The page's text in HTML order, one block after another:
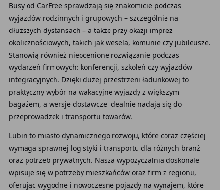
Busy od CarFree sprawdzają się znakomicie podczas
wyjazdów rodzinnych i grupowych – szczególnie na
dłuższych dystansach – a także przy okazji imprez
okolicznościowych, takich jak wesela, komunie czy jubileusze.
Stanowią również nieocenione rozwiązanie podczas
wydarzeń firmowych: konferencji, szkoleń czy wyjazdów
integracyjnych. Dzięki dużej przestrzeni ładunkowej to
praktyczny wybór na wakacyjne wyjazdy z większym
bagażem, a wersje dostawcze idealnie nadają się do
przeprowadzek i transportu towarów.
Lubin to miasto dynamicznego rozwoju, które coraz częściej
wymaga sprawnej logistyki i transportu dla różnych branż
oraz potrzeb prywatnych. Nasza wypożyczalnia doskonale
wpisuje się w potrzeby mieszkańców oraz firm z regionu,
oferując wygodne i nowoczesne pojazdy na wynajem, które